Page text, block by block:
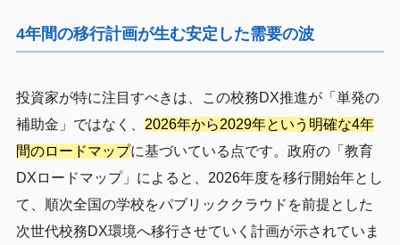
4年間の移行計画が生む安定した需要の波
投資家が特に注目すべきは、この校務DX推進が「単発の
補助金」ではなく、 2026年から2029年という明確な4年
間のロードマップに基づいている点です。政府の「教育
DXロードマップ」によると、2026年度を移行開始年とし
て、順次全国の学校をパブリッククラウドを前提とした
次世代校務DX環境へ移行させていく計画が示されていま